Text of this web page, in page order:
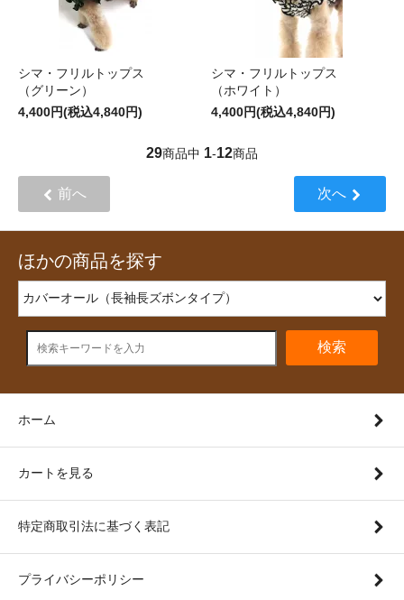
シマ・フリルトップス
（グリーン）
4,400円(税込4,840円)
シマ・フリルトップス
（ホワイト）
4,400円(税込4,840円)
29商品中 1-12商品
前へ 次へ
ほかの商品を探す
検索
ホーム
カートを見る
特定商取引法に基づく表記
プライバシーポリシー